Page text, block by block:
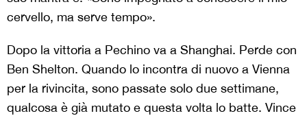
cervello, ma serve tempo».
Dopo la vittoria a Pechino va a Shanghai. Perde con
Ben Shelton. Quando lo incontra di nuovo a Vienna
per la rivincita, sono passate solo due settimane,
qualcosa è già mutato e questa volta lo batte. Vince